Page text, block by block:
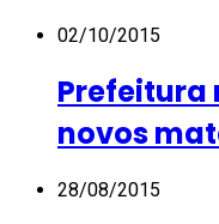
02/10/2015
Prefeitura
novos
28/08/2015